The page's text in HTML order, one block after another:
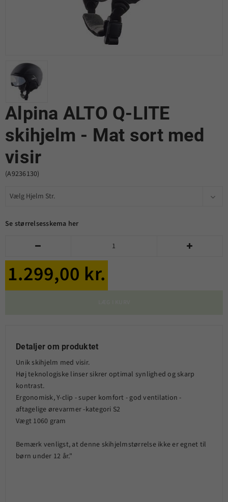
Alpina ALTO Q-LITE
skihjelm - Mat sort med
visir
(A9236130)
Se størrelsesskema her
 
1.299,00 kr.
Detaljer om produktet
Unik skihjelm med visir.
Høj teknologiske linser sikrer optimal synlighed og skarp
kontrast.
Ergonomisk, Y-clip - super komfort - god ventilation -
aftagelige ørevarmer -kategori S2
Vægt 1060 gram
Bemærk venligst, at denne skihjelmstørrelse ikke er egnet til
børn under 12 år."